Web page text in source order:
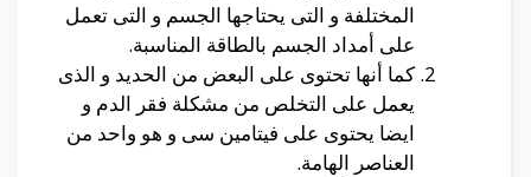
المختلفة و التى يحتاجها الجسم و التى تعمل
على أمداد الجسم بالطاقة المناسبة.
كما أنها تحتوى على البعض من الحديد و الذى
يعمل على التخلص من مشكلة فقر الدم و
ايضا يحتوى على فيتامين سى و هو واحد من
العناصر الهامة.